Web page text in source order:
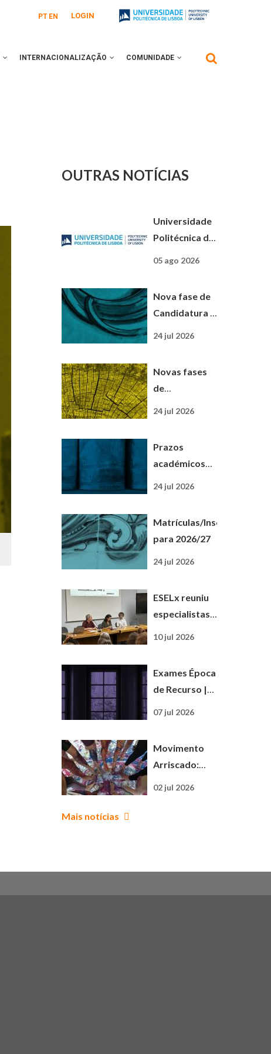
PT EN LOGIN
INTERNACIONALIZAÇÃO COMUNIDADE
OUTRAS NOTÍCIAS
Universidade
Politécnica de
para uma
nova etapa
05 ago 2026
Nova fase de
Candidatura |
Digital
24 jul 2026
Novas fases
de
24 jul 2026
Prazos
académicos
24 jul 2026
Matrículas/Inscrições
para 2026/27
24 jul 2026
ESELx reuniu
especialistas e
Matemática e
Ciências
Experimentais
10 jul 2026
Exames Época
de Recurso |
07 jul 2026
Movimento
Arriscado:
02 jul 2026
Mais notícias